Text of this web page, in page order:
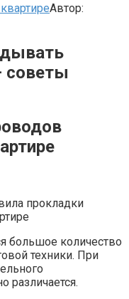
Автор:
советы
прокладки
большое количество
техники. При
различается.